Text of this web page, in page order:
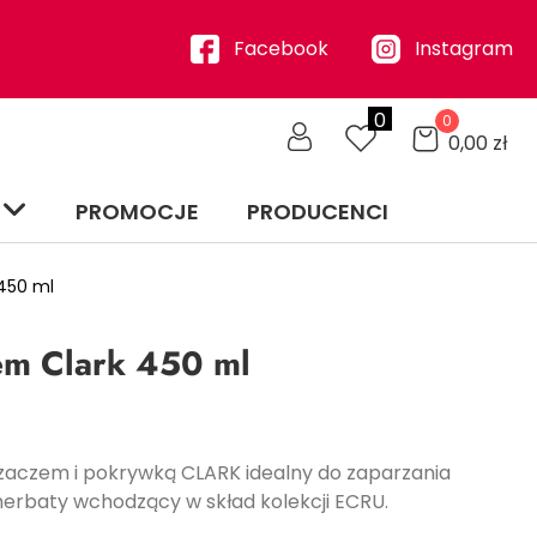
Facebook Instagram
0 0
0,00 zł
PROMOCJE PRODUCENCI
ml
Clark 450 ml
i pokrywką CLARK idealny do zaparzania
wchodzący w skład kolekcji ECRU.